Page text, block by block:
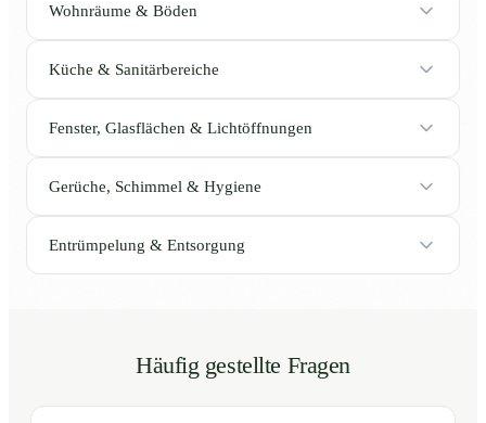
Wohnräume & Böden
Küche & Sanitärbereiche
Fenster, Glasflächen & Lichtöffnungen
Gerüche, Schimmel & Hygiene
Entrümpelung & Entsorgung
Häufig gestellte Fragen